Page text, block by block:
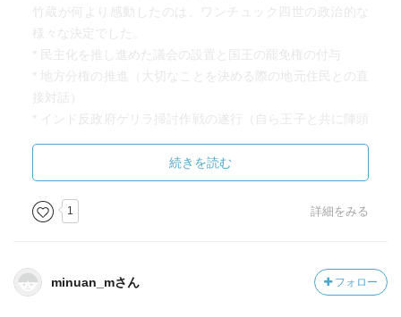
竹蔵が何より感動したのは、ワンチュック四世の政治的な
様々な決定でした。
* 民主化を推し進めた議会の設置と国王の罷免権の付与
* 地方分権の推進（大切なことを決める際の地元住民との直
接対話）
* インド反政府ゲリラ掃討作戦の遂行（自ら王子と共に陣頭
* 基本方針としてのGNHの推進（経済発展より文化・習慣の
尊重すること）
為政者は自分の権力基盤を強化することが多いですが、国
王の罷免権を議会や国民投票の結果に与えることによって
受けました。
ちなみにイギリスのレイチェスター大学が2006年に行っ
続きを読む
1 詳細をみる
minuan_mさん フォロー